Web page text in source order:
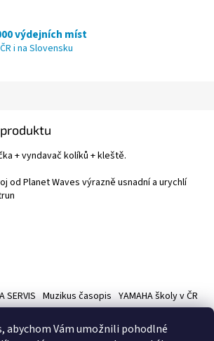
abychom Vám umožnili pohodlné
výdejních míst
i na Slovensku
+ vyndavač kolíků + kleště.
od Planet Waves výrazně usnadní a urychlí
SERVIS Muzikus časopis YAMAHA školy v ČR